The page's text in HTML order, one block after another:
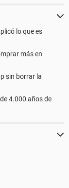
lo que es
más en
sin borrar la
4.000 años de